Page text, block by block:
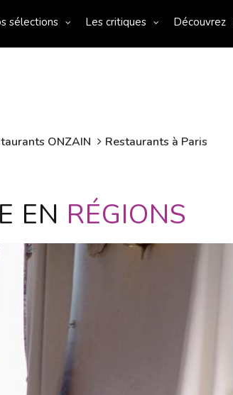
sélections Les critiques Découvrez
ONZAIN
Restaurants à Paris
EN RÉGIONS